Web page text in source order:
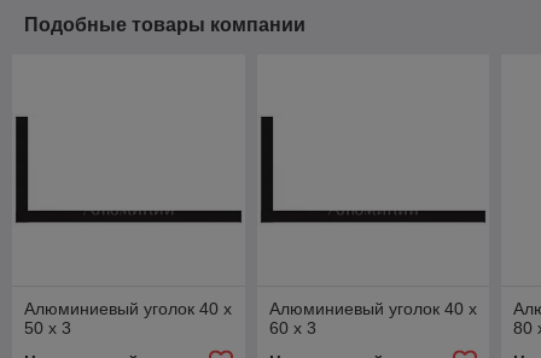
Подобные товары компании
Алюминиевый уголок 40 x
50 x 3
Алюминиевый уголок 40 x
60 x 3
80